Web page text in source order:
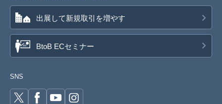
出展して新規取引を増やす
BtoB ECセミナー
SNS